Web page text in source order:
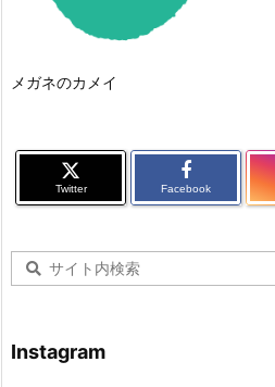
メガネのカメイ
Twitter Facebook
Instagram